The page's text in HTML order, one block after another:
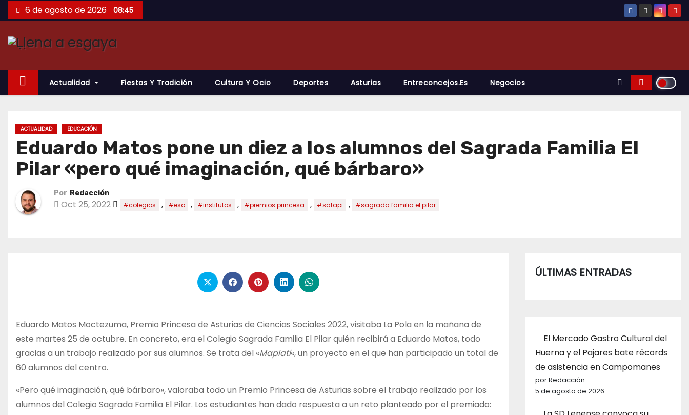
Saltar
al
contenido
6 de agosto de 2026 08:45
Actualidad Fiestas Y Tradición Cultura Y Ocio Deportes Asturias Entreconcejos.es Negocios
ACTUALIDAD EDUCACIÓN
Eduardo Matos pone un diez a los alumnos del Sagrada Familia El
Pilar «pero qué imaginación, qué bárbaro»
Por Redacción
Oct 25, 2022 #colegios , #eso , #institutos , #premios princesa , #safapi , #sagrada familia el pilar
Eduardo Matos Moctezuma, Premio Princesa de Asturias de Ciencias Sociales 2022, visitaba La Pola en la mañana de
este martes 25 de octubre. En concreto, era el Colegio Sagrada Familia El Pilar quién recibirá a Eduardo Matos, todo
gracias a un trabajo realizado por sus alumnos. Se trata del «Maplati«, un proyecto en el que han participado un total de
60 alumnos del centro.
«Pero qué imaginación, qué bárbaro», valoraba todo un Premio Princesa de Asturias sobre el trabajo realizado por los
alumnos del Colegio Sagrada Familia El Pilar. Los estudiantes han dado respuesta a un reto planteado por el premiado:
ÚLTIMAS ENTRADAS
El Mercado Gastro Cultural del
Huerna y el Pajares bate récords
de asistencia en Campomanes
por Redacción
5 de agosto de 2026